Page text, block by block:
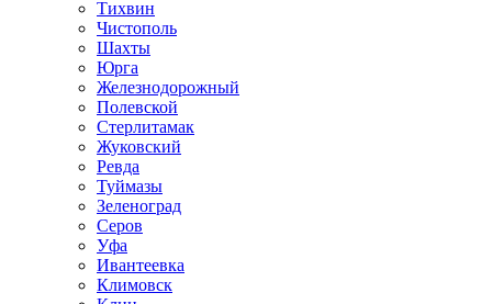
Тихвин
Чистополь
Шахты
Юрга
Железнодорожный
Полевской
Стерлитамак
Жуковский
Ревда
Туймазы
Зеленоград
Серов
Уфа
Ивантеевка
Климовск